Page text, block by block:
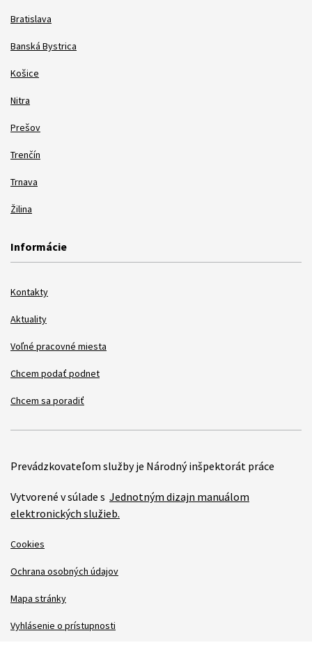
Bratislava
Banská Bystrica
Košice
Nitra
Prešov
Trenčín
Trnava
Žilina
Informácie
Kontakty
Aktuality
Voľné pracovné miesta
Chcem podať podnet
Chcem sa poradiť
Prevádzkovateľom služby je Národný inšpektorát práce
Vytvorené v súlade s Jednotným dizajn manuálom
elektronických služieb.
Cookies
Ochrana osobných údajov
Mapa stránky
Vyhlásenie o prístupnosti